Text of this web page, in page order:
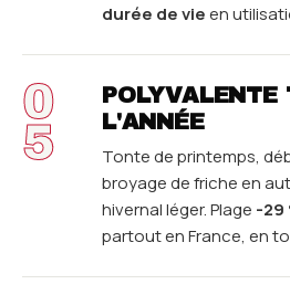
durée de vieen
0
5
POLYVALENTE
L'ANNÉE
Tonte de printemps,
broyage de friche en
hivernal léger. Plage -29
partout en France, en